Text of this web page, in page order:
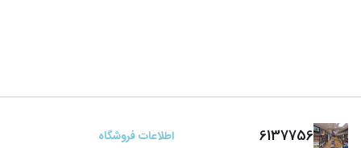
6137756 اطلاعات فروشگاه